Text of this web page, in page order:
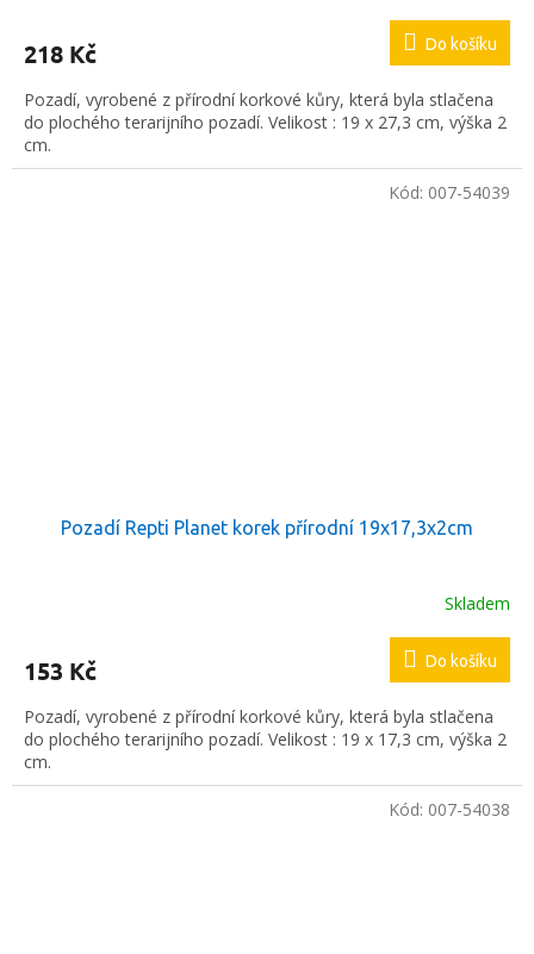
218 Kč Do košíku
Pozadí, vyrobené z přírodní korkové kůry, která byla stlačena
do plochého terarijního pozadí. Velikost : 19 x 27,3 cm, výška 2
cm.
Pozadí Repti Planet korek přírodní 19x17,3x2cm
Skladem
153 Kč Do košíku
Pozadí, vyrobené z přírodní korkové kůry, která byla stlačena
do plochého terarijního pozadí. Velikost : 19 x 17,3 cm, výška 2
cm.
Kód: 007-54039
Kód: 007-54038